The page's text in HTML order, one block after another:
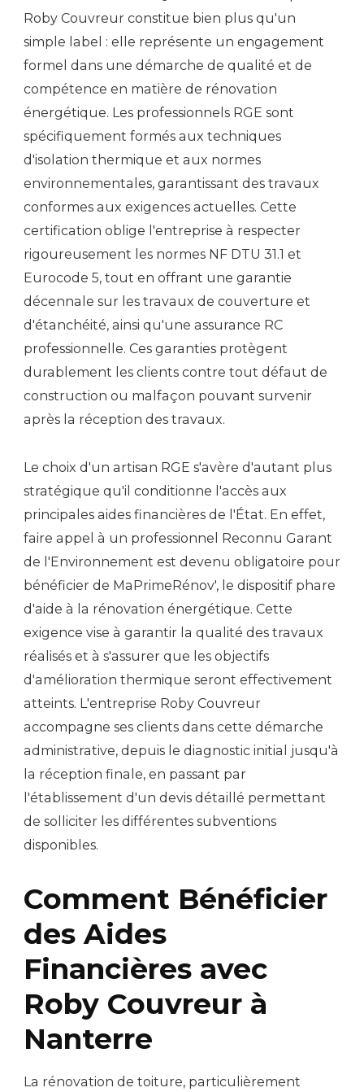
Roby Couvreur constitue bien plus qu'un
simple label : elle représente un engagement
formel dans une démarche de qualité et de
compétence en matière de rénovation
énergétique. Les professionnels RGE sont
spécifiquement formés aux techniques
d'isolation thermique et aux normes
environnementales, garantissant des travaux
conformes aux exigences actuelles. Cette
certification oblige l'entreprise à respecter
rigoureusement les normes NF DTU 31.1 et
Eurocode 5, tout en offrant une garantie
décennale sur les travaux de couverture et
d'étanchéité, ainsi qu'une assurance RC
professionnelle. Ces garanties protègent
durablement les clients contre tout défaut de
construction ou malfaçon pouvant survenir
après la réception des travaux.
Le choix d'un artisan RGE s'avère d'autant plus
stratégique qu'il conditionne l'accès aux
principales aides financières de l'État. En effet,
faire appel à un professionnel Reconnu Garant
de l'Environnement est devenu obligatoire pour
bénéficier de MaPrimeRénov', le dispositif phare
d'aide à la rénovation énergétique. Cette
exigence vise à garantir la qualité des travaux
réalisés et à s'assurer que les objectifs
d'amélioration thermique seront effectivement
atteints. L'entreprise Roby Couvreur
accompagne ses clients dans cette démarche
administrative, depuis le diagnostic initial jusqu'à
la réception finale, en passant par
l'établissement d'un devis détaillé permettant
de solliciter les différentes subventions
disponibles.
Comment Bénéficier
des Aides
Financières avec
Roby Couvreur à
Nanterre
La rénovation de toiture, particulièrement